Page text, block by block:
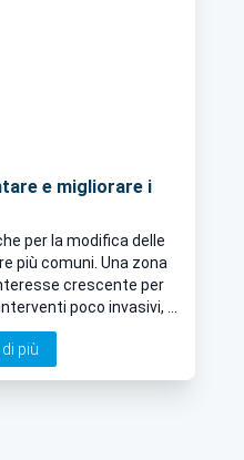
e migliorare i
per la modifica delle
più comuni. Una zona
crescente per
poco invasivi, è
in chirurgia
ulteriori
più